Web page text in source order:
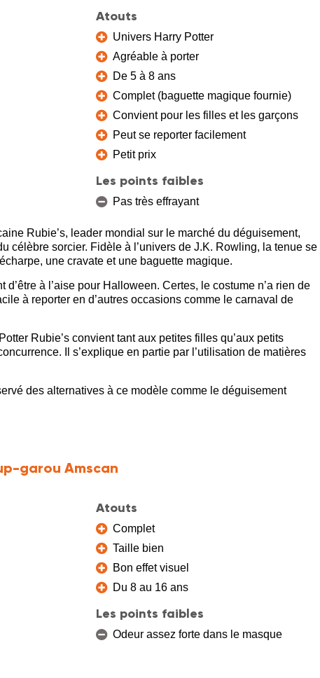
Atouts
Univers Harry Potter
Agréable à porter
De 5 à 8 ans
Complet (baguette magique fournie)
Convient pour les filles et les garçons
Peut se reporter facilement
Petit prix
Les points faibles
Pas très effrayant
Rubie’s, leader mondial sur le marché du déguisement,
célèbre sorcier. Fidèle à l’univers de J.K. Rowling, la tenue se
une cravate et une baguette magique.
à l’aise pour Halloween. Certes, le costume n’a rien de
à reporter en d’autres occasions comme le carnaval de
Rubie’s convient tant aux petites filles qu’aux petits
Il s’explique en partie par l’utilisation de matières
des alternatives à ce modèle comme le déguisement
garou Amscan
Atouts
Complet
Taille bien
Bon effet visuel
Du 8 au 16 ans
Les points faibles
Odeur assez forte dans le masque